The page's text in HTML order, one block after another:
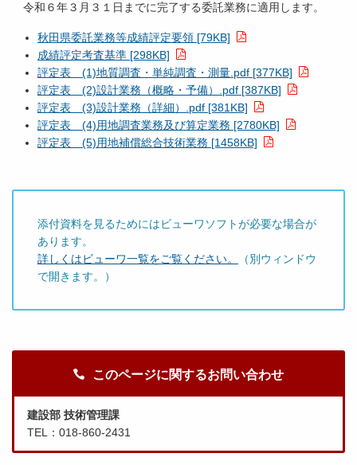
令和６年３月３１日までに完了する委託業務に適用します。
秋田県委託業務等成績評定要領 [79KB]
成績評定考査基準 [298KB]
評定表 (1)地質調査・単純調査・測量.pdf [377KB]
評定表 (2)設計業務（概略・予備）.pdf [387KB]
評定表 (3)設計業務（詳細）.pdf [381KB]
評定表 (4)用地調査業務及び算定業務 [2780KB]
評定表 (5)用地補償総合技術業務 [1458KB]
添付資料を見るためにはビューワソフトが必要な場合が
あります。
詳しくはビューワ一覧をご覧ください。
（別ウィンドウ
で開きます。）
このページに関するお問い合わせ
建設部 技術管理課
TEL：018-860-2431